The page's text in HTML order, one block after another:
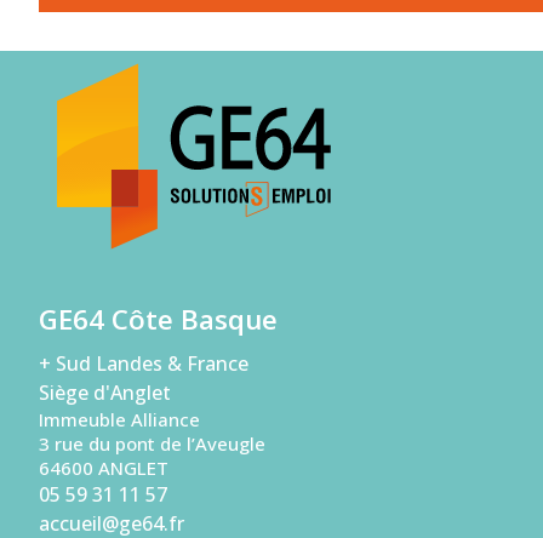
GE64 Côte Basque
+ Sud Landes & France
Siège d'Anglet
Immeuble Alliance
3 rue du pont de l’Aveugle
64600 ANGLET
05 59 31 11 57
accueil@ge64.fr